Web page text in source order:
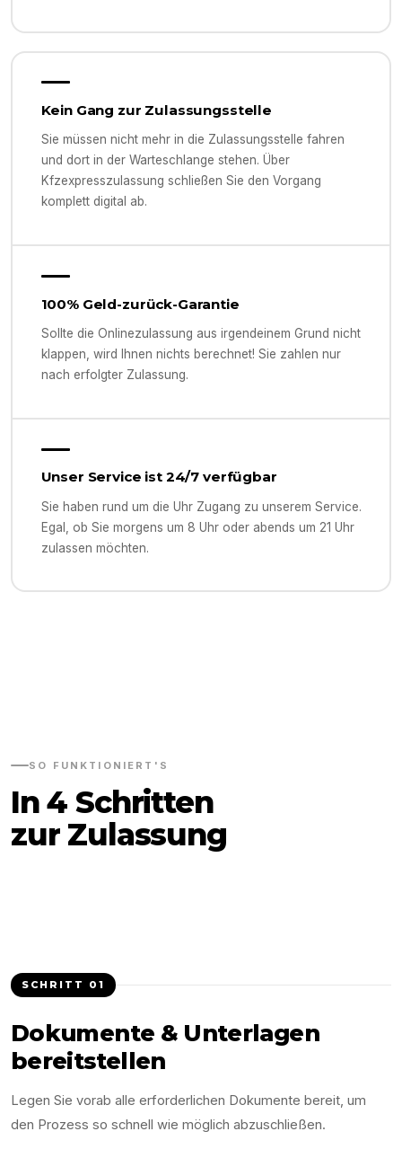
Kein Gang zur Zulassungsstelle
Sie müssen nicht mehr in die Zulassungsstelle fahren
und dort in der Warteschlange stehen. Über
Kfzexpresszulassung schließen Sie den Vorgang
komplett digital ab.
100% Geld-zurück-Garantie
Sollte die Onlinezulassung aus irgendeinem Grund nicht
klappen, wird Ihnen nichts berechnet! Sie zahlen nur
nach erfolgter Zulassung.
Unser Service ist 24/7 verfügbar
Sie haben rund um die Uhr Zugang zu unserem Service.
Egal, ob Sie morgens um 8 Uhr oder abends um 21 Uhr
zulassen möchten.
SO FUNKTIONIERT'S
In 4 Schritten
zur Zulassung
SCHRITT 01
Dokumente & Unterlagen
bereitstellen
Legen Sie vorab alle erforderlichen Dokumente bereit, um
den Prozess so schnell wie möglich abzuschließen.